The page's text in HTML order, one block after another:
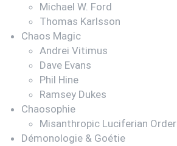
Michael W. Ford
Thomas Karlsson
Chaos Magic
Andrei Vitimus
Dave Evans
Phil Hine
Ramsey Dukes
Chaosophie
Misanthropic Luciferian Order
Démonologie & Goétie